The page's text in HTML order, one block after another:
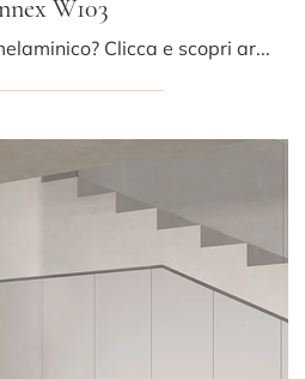
W103
Cerchi un armadio in melaminico? Clicca e scopri armadiature cabine armadio con ante scorrevoli di Colombini Casa.